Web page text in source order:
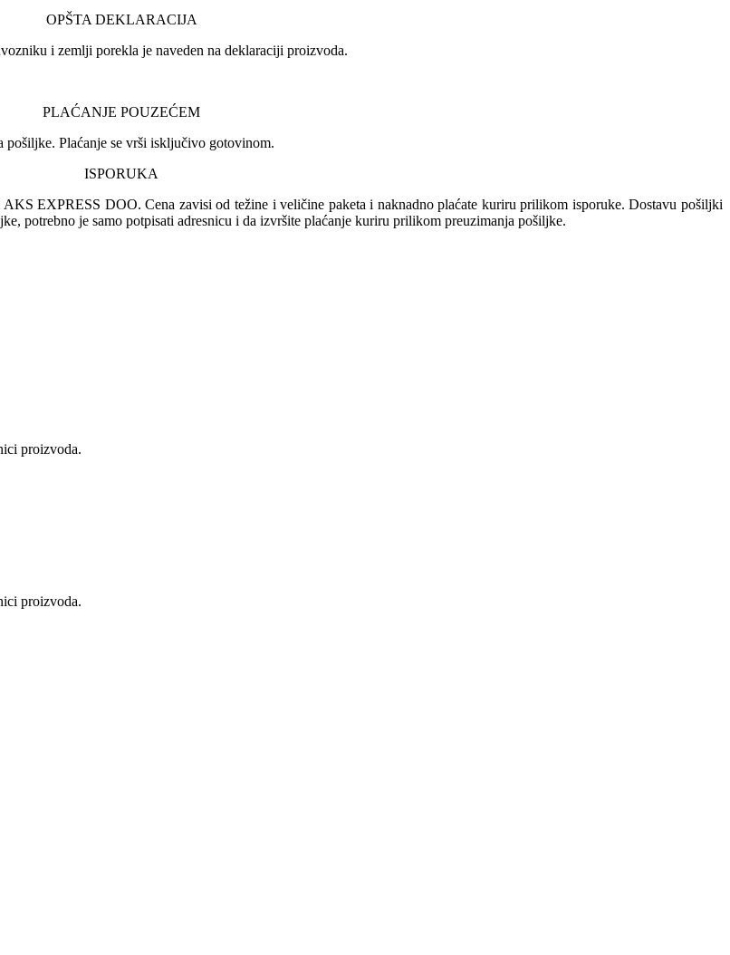
OPŠTA DEKLARACIJA
i zemlji porekla je naveden na deklaraciji proizvoda.
PLAĆANJE POUZEĆEM
pošiljke. Plaćanje se vrši isključivo gotovinom.
ISPORUKA
EXPRESS DOO. Cena zavisi od težine i veličine paketa i naknadno plaćate kuriru prilikom isporuke. Dostavu pošiljki
potrebno je samo potpisati adresnicu i da izvršite plaćanje kuriru prilikom preuzimanja pošiljke.
proizvoda.
proizvoda.